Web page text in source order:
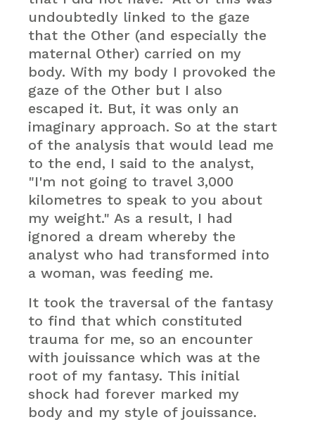
undoubtedly linked to the gaze
that the Other (and especially the
maternal Other) carried on my
body. With my body I provoked the
gaze of the Other but I also
escaped it. But, it was only an
imaginary approach. So at the start
of the analysis that would lead me
to the end, I said to the analyst,
"I'm not going to travel 3,000
kilometres to speak to you about
my weight." As a result, I had
ignored a dream whereby the
analyst who had transformed into
a woman, was feeding me.
It took the traversal of the fantasy
to find that which constituted
trauma for me, so an encounter
with jouissance which was at the
root of my fantasy. This initial
shock had forever marked my
body and my style of jouissance.